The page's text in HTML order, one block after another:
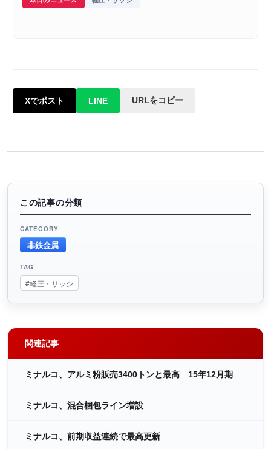
Xでポスト LINE URLをコピー
この記事の分類
CATEGORY
非鉄金属
TAG
#軽圧・サッシ
関連記事
ミナルコ、アルミ粉販売3400トンと最高 15年12月期
ミナルコ、混合梱包ライン増設
ミナルコ、前期収益連続で最高更新